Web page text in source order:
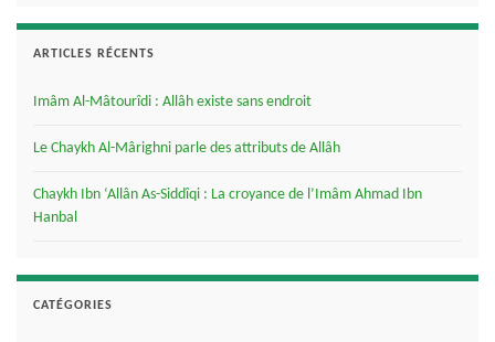
ARTICLES RÉCENTS
Imâm Al-Mâtourîdi : Allâh existe sans endroit
Le Chaykh Al-Mârighni parle des attributs de Allâh
Chaykh Ibn ‘Allân As-Siddîqi : La croyance de l’Imâm Ahmad Ibn
Hanbal
CATÉGORIES